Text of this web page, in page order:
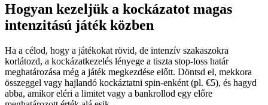
Hogyan kezeljük a kockázatot magas
intenzitású játék közben
Ha a célod, hogy a játékokat rövid, de intenzív szakaszokra
korlátozd, a kockázatkezelés lényege a tiszta stop-loss határ
meghatározása még a játék megkezdése előtt. Döntsd el, mekkora
összeggel vagy hajlandó kockáztatni spin-enként (pl. €5), és hagyd
abba, amikor eléri a limitet vagy a bankrollod egy előre